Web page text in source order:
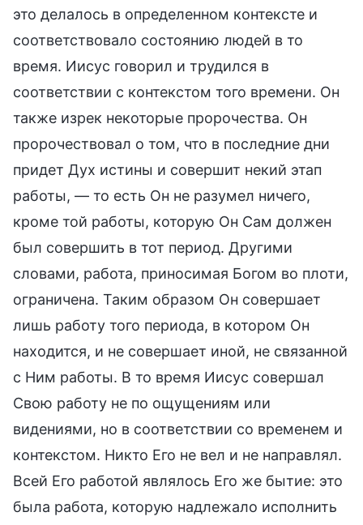
это делалось в определенном контексте и
соответствовало состоянию людей в то
время. Иисус говорил и трудился в
соответствии с контекстом того времени. Он
также изрек некоторые пророчества. Он
пророчествовал о том, что в последние дни
придет Дух истины и совершит некий этап
работы, — то есть Он не разумел ничего,
кроме той работы, которую Он Сам должен
был совершить в тот период. Другими
словами, работа, приносимая Богом во плоти,
ограничена. Таким образом Он совершает
лишь работу того периода, в котором Он
находится, и не совершает иной, не связанной
с Ним работы. В то время Иисус совершал
Свою работу не по ощущениям или
видениями, но в соответствии со временем и
контекстом. Никто Его не вел и не направлял.
Всей Его работой являлось Его же бытие: это
была работа, которую надлежало исполнить